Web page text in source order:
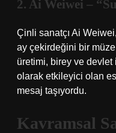
2. Ai Weiwei –
Çinli sanatçı Ai
ay çekirdeğini bir
üretimi, birey ve devlet
olarak etkileyici olan
mesaj taşıyordu.
Kavramsal